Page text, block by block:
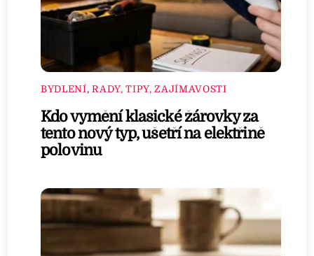
BYDLENÍ,RADY, TIPY, ZAJÍMAVOSTI
Kdo vymění klasické žárovky za
tento nový typ, ušetří na elektřině
polovinu